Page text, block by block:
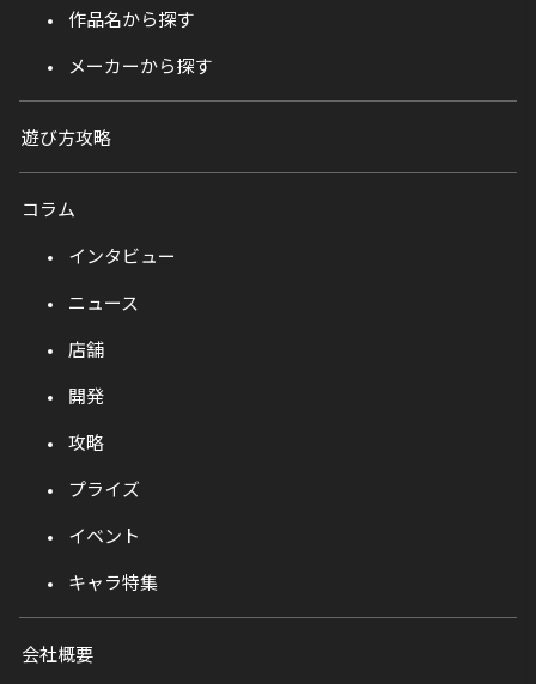
作品名から探す
メーカーから探す
遊び方攻略
コラム
インタビュー
ニュース
店舗
開発
攻略
プライズ
イベント
キャラ特集
会社概要